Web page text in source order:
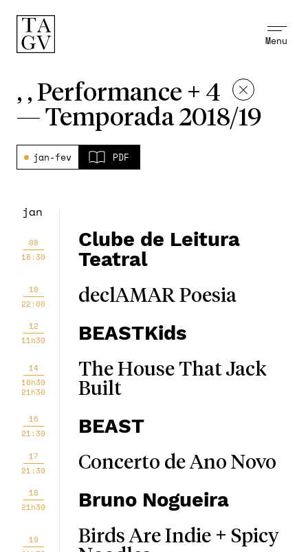
Menu
, , Performance + 4
— Temporada 2018/19
jan-fev PDF
jan
08
18:30
Clube de Leitura
Teatral
10
22:00
declAMAR Poesia
12
11h30
BEASTKids
14
18h30
21h30
The House That Jack
Built
16
21:30
BEAST
17
21:30
Concerto de Ano Novo
18
21h30
Bruno Nogueira
19
Birds Are Indie + Spicy